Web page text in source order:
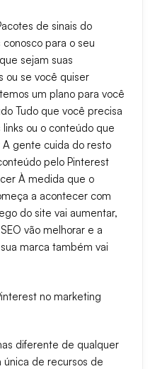
de sinais do
para o seu
sejam suas
ou se você quiser
um plano para você
Tudo que você precisa
ou o conteúdo que
gente cuida do resto
pelo Pinterest
À medida que o
a acontecer com
do site vai aumentar,
vão melhorar e a
marca também vai
no marketing
diferente de qualquer
única de recursos de